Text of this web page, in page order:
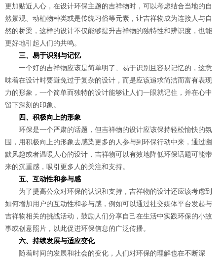
更加贴近人心，在设计环保主题的吉祥物时，可以考虑结合当地的自
然景观、动植物种类或是传统习俗等元素，让吉祥物成为连接人与自
然的桥梁，这样的设计不仅能够提升吉祥物的独特性和辨识度，也能
更好地引起人们的共鸣。
三、易于识别与记忆
一个好的吉祥物应该是简单明了、易于识别且容易记忆的，这意
味着在设计时要避免过于复杂的设计，而是应该追求简洁而富有表现
力的形象，一个简单而独特的设计能够让人们一眼就记住，并在心中
留下深刻的印象。
四、积极向上的形象
环保是一个严肃的话题，但吉祥物的设计应该保持轻松愉快的氛
围，用积极向上的形象去感染更多的人参与到环保行动中来，通过幽
默风趣或者温暖人心的设计，吉祥物可以有效地降低环保话题可能带
来的沉重感，吸引更多人的关注和支持。
五、互动性和参与感
为了提高公众对环保的认识和支持，吉祥物的设计还应该考虑到
如何增加用户的互动性和参与感，例如可以通过社交媒体平台发起与
吉祥物相关的挑战活动，鼓励人们分享自己在生活中实践环保的小故
事或创意照片，以此促进环保信息的广泛传播。
六、持续发展与适应变化
随着时间的发展和社会的变化，人们对环保的理解也在不断深